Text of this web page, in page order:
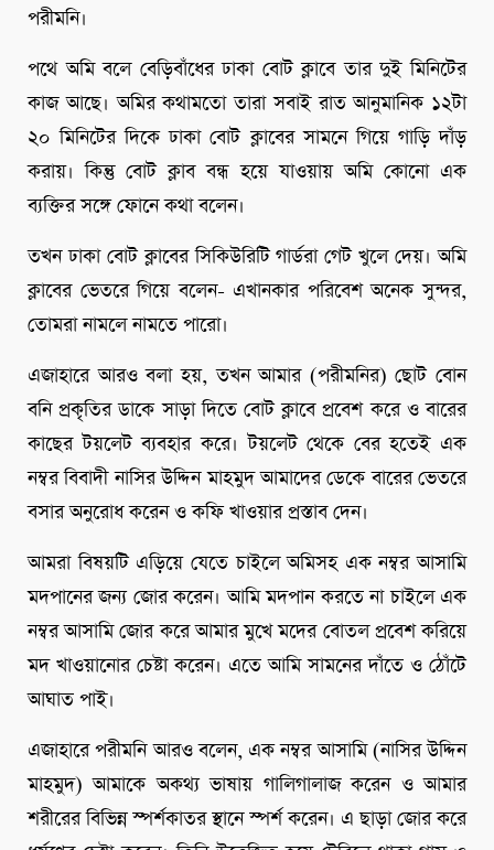
পরীমনি।
পথে অমি বলে বেড়িবাঁধের ঢাকা বোট ক্লাবে তার দুই মিনিটের
কাজ আছে। অমির কথামতো তারা সবাই রাত আনুমানিক ১২টা
২০ মিনিটের দিকে ঢাকা বোট ক্লাবের সামনে গিয়ে গাড়ি দাঁড়
করায়। কিন্তু বোট ক্লাব বন্ধ হয়ে যাওয়ায় অমি কোনো এক
ব্যক্তির সঙ্গে ফোনে কথা বলেন।
তখন ঢাকা বোট ক্লাবের সিকিউরিটি গার্ডরা গেট খুলে দেয়। অমি
ক্লাবের ভেতরে গিয়ে বলেন- এখানকার পরিবেশ অনেক সুন্দর,
তোমরা নামলে নামতে পারো।
এজাহারে আরও বলা হয়, তখন আমার (পরীমনির) ছোট বোন
বনি প্রকৃতির ডাকে সাড়া দিতে বোট ক্লাবে প্রবেশ করে ও বারের
কাছের টয়লেট ব্যবহার করে। টয়লেট থেকে বের হতেই এক
নম্বর বিবাদী নাসির উদ্দিন মাহমুদ আমাদের ডেকে বারের ভেতরে
বসার অনুরোধ করেন ও কফি খাওয়ার প্রস্তাব দেন।
আমরা বিষয়টি এড়িয়ে যেতে চাইলে অমিসহ এক নম্বর আসামি
মদপানের জন্য জোর করেন। আমি মদপান করতে না চাইলে এক
নম্বর আসামি জোর করে আমার মুখে মদের বোতল প্রবেশ করিয়ে
মদ খাওয়ানোর চেষ্টা করেন। এতে আমি সামনের দাঁতে ও ঠোঁটে
আঘাত পাই।
এজাহারে পরীমনি আরও বলেন, এক নম্বর আসামি (নাসির উদ্দিন
মাহমুদ) আমাকে অকথ্য ভাষায় গালিগালাজ করেন ও আমার
শরীরের বিভিন্ন স্পর্শকাতর স্থানে স্পর্শ করেন। এ ছাড়া জোর করে